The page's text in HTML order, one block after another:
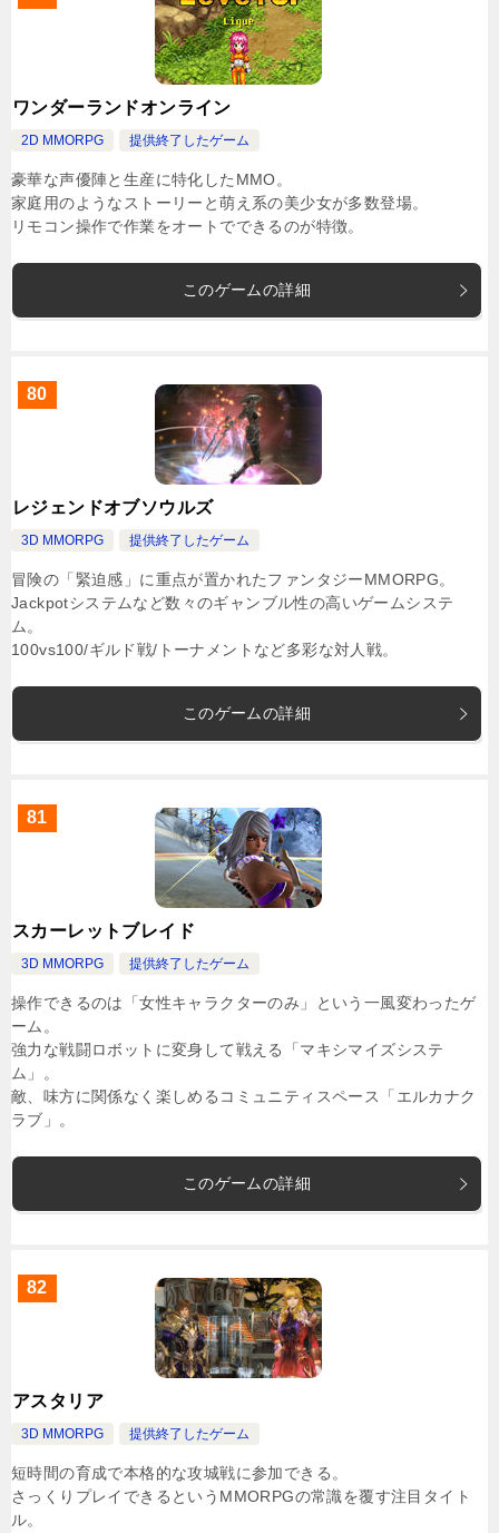
ワンダーランドオンライン
2D MMORPG 提供終了したゲーム
豪華な声優陣と生産に特化したMMO。
家庭用のようなストーリーと萌え系の美少女が多数登場。
リモコン操作で作業をオートでできるのが特徴。
このゲームの詳細
80
レジェンドオブソウルズ
3D MMORPG 提供終了したゲーム
冒険の「緊迫感」に重点が置かれたファンタジーMMORPG。
Jackpotシステムなど数々のギャンブル性の高いゲームシステ
ム。
100vs100/ギルド戦/トーナメントなど多彩な対人戦。
このゲームの詳細
81
スカーレットブレイド
3D MMORPG 提供終了したゲーム
操作できるのは「女性キャラクターのみ」という一風変わったゲ
ーム。
強力な戦闘ロボットに変身して戦える「マキシマイズシステ
ム」。
敵、味方に関係なく楽しめるコミュニティスペース「エルカナク
ラブ」。
このゲームの詳細
82
アスタリア
3D MMORPG 提供終了したゲーム
短時間の育成で本格的な攻城戦に参加できる。
さっくりプレイできるというMMORPGの常識を覆す注目タイト
ル。